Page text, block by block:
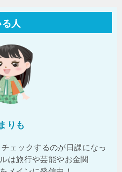
人
りも
ェックするのが日課になっ
は旅行や芸能やお金関